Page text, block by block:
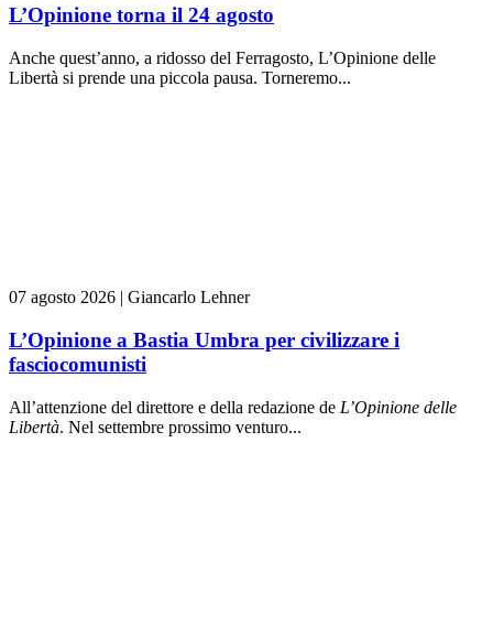
L’Opinione torna il 24 agosto
Anche quest’anno, a ridosso del Ferragosto, L’Opinione delle
Libertà si prende una piccola pausa. Torneremo...
07 agosto 2026 | Giancarlo Lehner
L’Opinione a Bastia Umbra per civilizzare i
fasciocomunisti
All’attenzione del direttore e della redazione de L’Opinione delle
Libertà. Nel settembre prossimo venturo...